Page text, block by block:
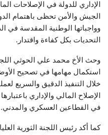
الإداري للدولة في الإصلاحات
الجيش والأمن تحظى باهتمام
وواجباتها الوطنية المقدسة في
التحديات بكل كفاءة واقتدار.
وحث الأخ محمد علي الحوثي
استكمال مهامها في تصحيح
خلال التنفيذ الدقيق والسريع
الإصلاح المالي والإداري
في القطاعين العسكري والمدني.
كما أكد رئيس اللجنة الثورية